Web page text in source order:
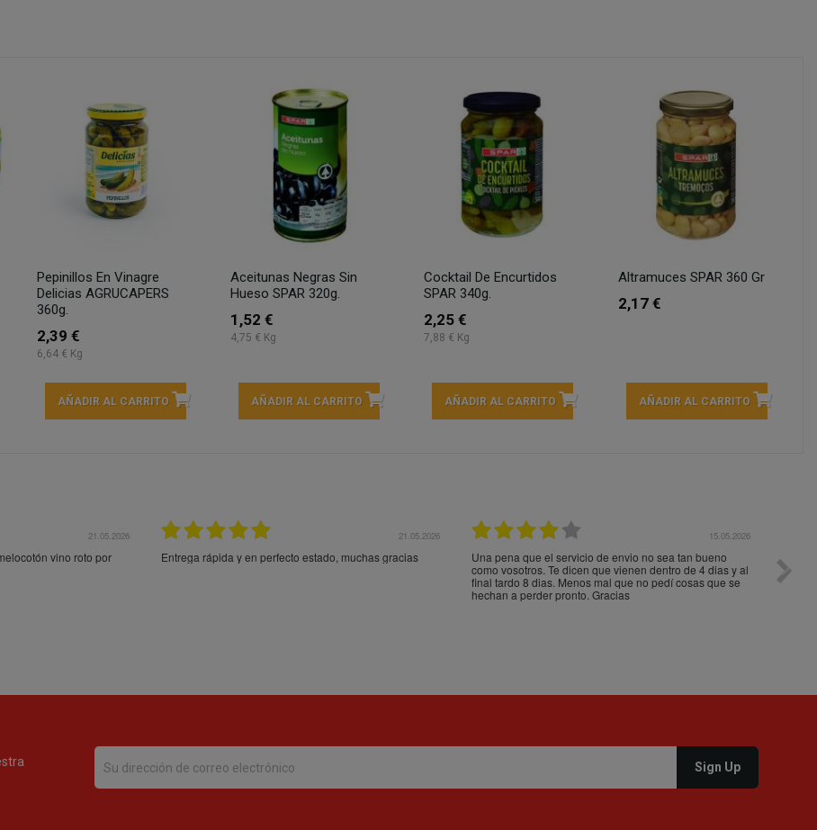
Pepinillos En Vinagre
Delicias AGRUCAPERS
360g.
2,39 €
6,64 € Kg
AÑADIR AL CARRITO
Aceitunas Negras Sin
Hueso SPAR 320g.
1,52 €
4,75 € Kg
AÑADIR AL CARRITO
Cocktail De Encurtidos
SPAR 340g.
2,25 €
7,88 € Kg
AÑADIR AL CARRITO
Altramuces SPAR 360 Gr
2,17 €
AÑADIR AL CARRITO
21.05.2026
vino roto por
21.05.2026
Entrega rápida y en perfecto estado, muchas gracias
15.05.2026
Una pena que el servicio de envio no sea tan bueno
como vosotros. Te dicen que vienen dentro de 4 dias y al
final tardo 8 dias. Menos mal que no pedí cosas que se
hechan a perder pronto. Gracias